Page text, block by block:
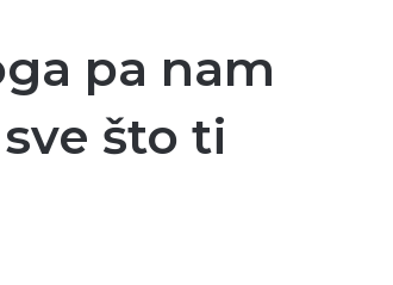
pa nam
što ti